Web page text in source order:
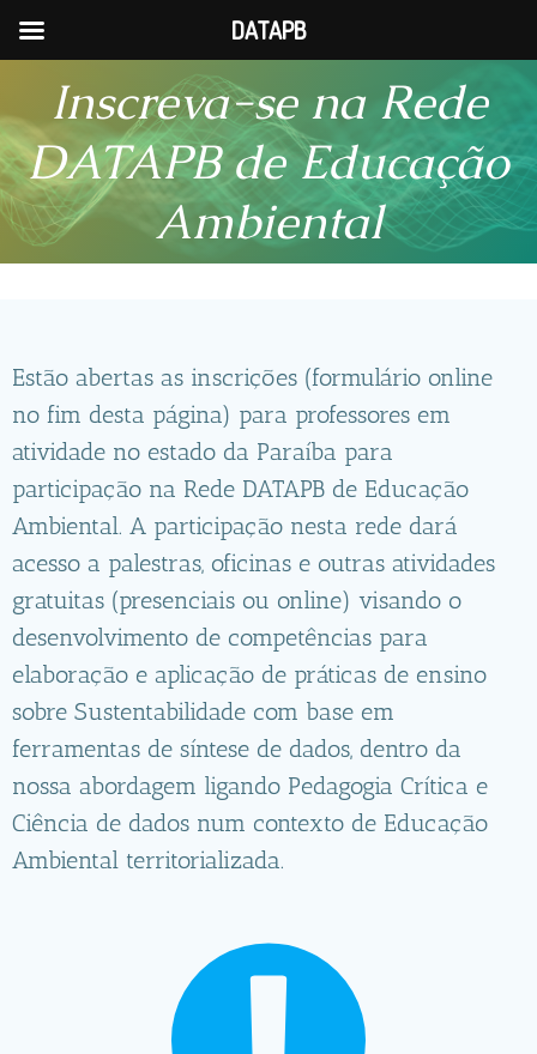
to
content
Inscreva-se na Rede
DATAPB de Educação
Ambiental
Estão abertas as inscrições (formulário online
no fim desta página) para professores em
atividade no estado da Paraíba para
participação na Rede DATAPB de Educação
Ambiental. A participação nesta rede dará
acesso a palestras, oficinas e outras atividades
gratuitas (presenciais ou online) visando o
desenvolvimento de competências para
elaboração e aplicação de práticas de ensino
sobre Sustentabilidade com base em
ferramentas de síntese de dados, dentro da
nossa abordagem ligando Pedagogia Crítica e
Ciência de dados num contexto de Educação
Ambiental territorializada.
DATAPB